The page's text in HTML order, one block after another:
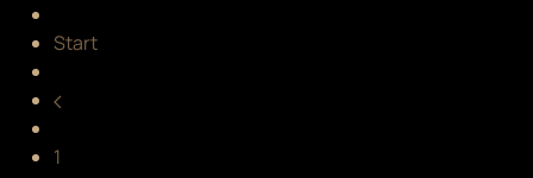
Start
1